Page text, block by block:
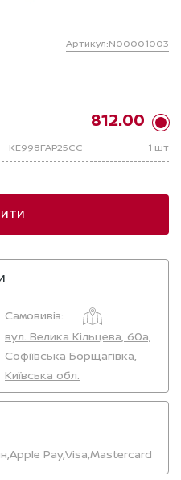
Артикул:N00001003
812.00
KE998FAP25CC 1 шт
Самовивіз:
вул. Велика Кільцева, 60а,
Софіївська Борщагівка,
Київська обл.
Apple Pay,Visa,Mastercard